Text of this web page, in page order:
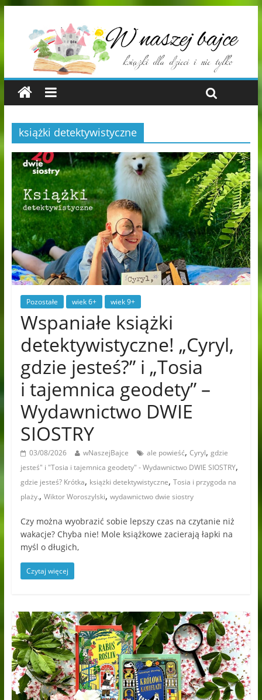
książki detektywistyczne
Pozostałe wiek 6+ wiek 9+
Wspaniałe książki
detektywistyczne! „Cyryl,
gdzie jesteś?” i „Tosia
i tajemnica geodety” –
Wydawnictwo DWIE
SIOSTRY
03/08/2026 wNaszejBajce ale powieść, Cyryl, gdzie
jesteś" i "Tosia i tajemnica geodety" - Wydawnictwo DWIE SIOSTRY,
gdzie jesteś? Krótka, książki detektywistyczne, Tosia i przygoda na
plaży., Wiktor Woroszylski, wydawnictwo dwie siostry
Czy można wyobrazić sobie lepszy czas na czytanie niż
wakacje? Chyba nie! Mole książkowe zacierają łapki na
myśl o długich,
Czytaj więcej